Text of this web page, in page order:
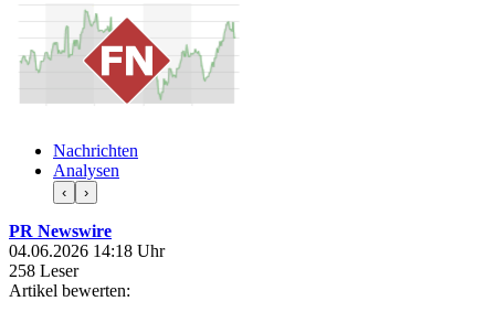
Nachrichten
Analysen
‹ ›
PR Newswire
04.06.2026 14:18 Uhr
258 Leser
Artikel bewerten: